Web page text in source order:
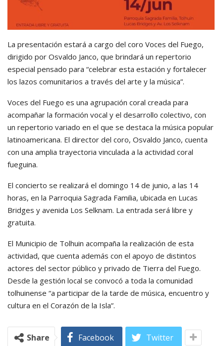
La presentación estará a cargo del coro Voces del Fuego,
dirigido por Osvaldo Janco, que brindará un repertorio
especial pensado para “celebrar esta estación y fortalecer
los lazos comunitarios a través del arte y la música”.
Voces del Fuego es una agrupación coral creada para
acompañar la formación vocal y el desarrollo colectivo, con
un repertorio variado en el que se destaca la música popular
latinoamericana. El director del coro, Osvaldo Janco, cuenta
con una amplia trayectoria vinculada a la actividad coral
fueguina.
El concierto se realizará el domingo 14 de junio, a las 14
horas, en la Parroquia Sagrada Familia, ubicada en Lucas
Bridges y avenida Los Selknam. La entrada será libre y
gratuita.
El Municipio de Tolhuin acompaña la realización de esta
actividad, que cuenta además con el apoyo de distintos
actores del sector público y privado de Tierra del Fuego.
Desde la gestión local se convocó a toda la comunidad
tolhuinense “a participar de la tarde de música, encuentro y
cultura en el Corazón de la Isla”.
Share Facebook Twitter